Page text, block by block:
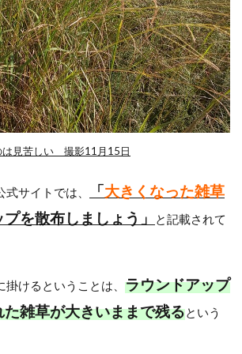
は見苦しい 撮影11月15日
サイトでは、 「大きくなった雑草
を散布しましょう」
と記載されて
けるということは、 ラウンドアップ
雑草が大きいままで残るという